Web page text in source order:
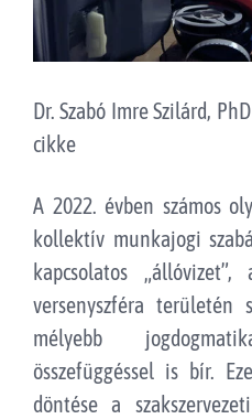
Dr. Szabó Imre Szilárd,
cikke
A 2022. évben számos
kollektív munkajogi
kapcsolatos
versenyszféra területén
mélyebb
összefüggéssel is bír.
döntése a